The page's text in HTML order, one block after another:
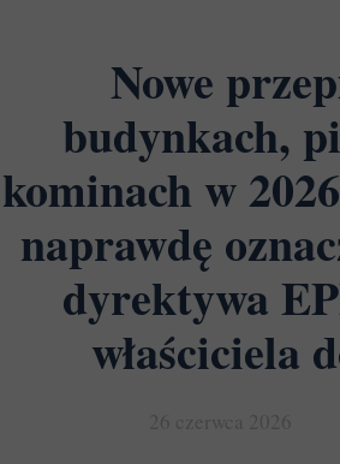
Nowe
budynkach,
kominach w
naprawdę
dyrektywa
właściciela